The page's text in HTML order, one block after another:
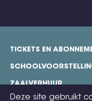
Deze site gebruikt
footer
TICKETS EN
ZAALVERHUUR